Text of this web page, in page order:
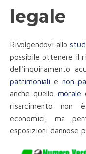
legale
Rivolgendovi allo
possibile ottenere il
dell'inquinamento
patrimoniali e non
anche quello morale
risarcimento non
economici, ma
esposizioni dannose